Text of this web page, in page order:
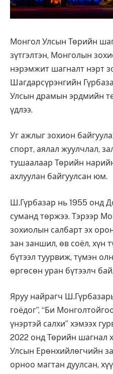
Монгол Улсын Төрийн
зүтгэлтэн, Монголын
нэрэмжит шагналт нэрт
Шагдарсүрэнгийн
Улсын драмын эрдмийн
үдлээ.
Уг ажлыг зохион
спорт, аялал жуулчлал,
тушаалаар Төрийн
ахлуулан байгуулсан юм.
Ш.Гүрбазар нь 1955 онд
суманд төржээ. Тэрээр
зохиолын салбарт эх
зан заншил, өв соёл, хүн
бүтээл туурвиж, түмэн
өргөсөн уран бүтээлч
Яруу найрагч
гоёдог”, “Би
үнэртэй салхи” хэмээх
2022 онд Төрийн шагнал
Улсын Ерөнхийлөгчийн
орноо магтан дуулсан,